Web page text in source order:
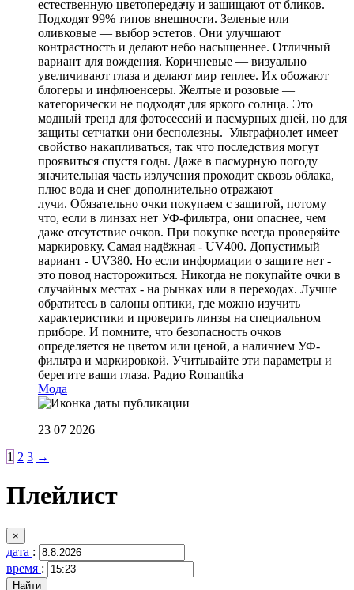
естественную цветопередачу и защищают от бликов.
Подходят 99% типов внешности. Зеленые или
оливковые — выбор эстетов. Они улучшают
контрастность и делают небо насыщеннее. Отличный
вариант для вождения. Коричневые — визуально
увеличивают глаза и делают мир теплее. Их обожают
блогеры и инфлюенсеры. Желтые и розовые —
категорически не подходят для яркого солнца. Это
модный тренд для фотосессий и пасмурных дней, но для
защиты сетчатки они бесполезны. Ультрафиолет имеет
свойство накапливаться, так что последствия могут
проявиться спустя годы. Даже в пасмурную погоду
значительная часть излучения проходит сквозь облака,
плюс вода и снег дополнительно отражают
лучи. Обязательно очки покупаем с защитой, потому
что, если в линзах нет УФ-фильтра, они опаснее, чем
даже отсутствие очков. При покупке всегда проверяйте
маркировку. Самая надёжная - UV400. Допустимый
вариант - UV380. Но если информации о защите нет -
это повод насторожиться. Никогда не покупайте очки в
случайных местах - на рынках или в переходах. Лучше
обратитесь в салоны оптики, где можно изучить
характеристики и проверить линзы на специальном
приборе. И помните, что безопасность очков
определяется не цветом или ценой, а наличием УФ-
фильтра и маркировкой. Учитывайте эти параметры и
берегите ваши глаза. Радио Romantika
Мода
23 07 2026
1 2 3 →
Плейлист
×
дата :
время :